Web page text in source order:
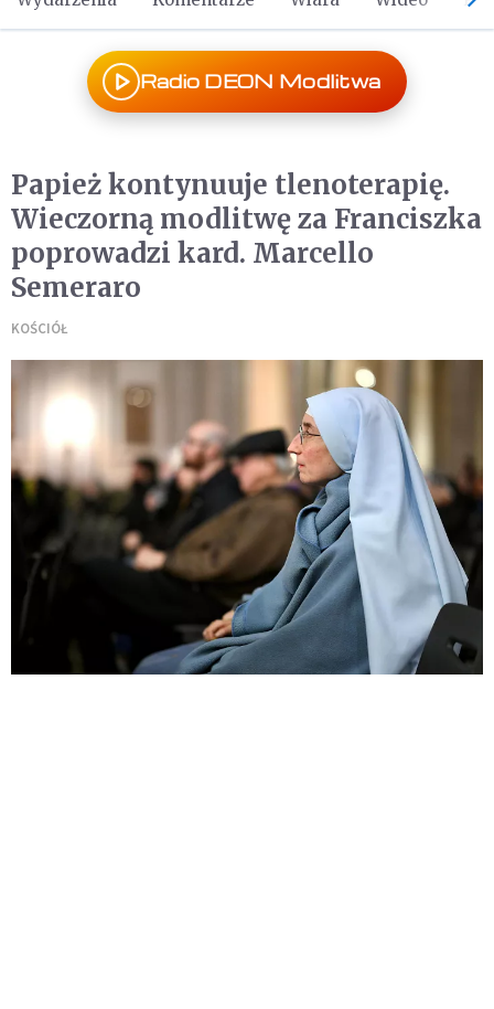
Radio DEON Modlitwa
Papież kontynuuje tlenoterapię.
Wieczorną modlitwę za Franciszka
poprowadzi kard. Marcello
Semeraro
KOŚCIÓŁ